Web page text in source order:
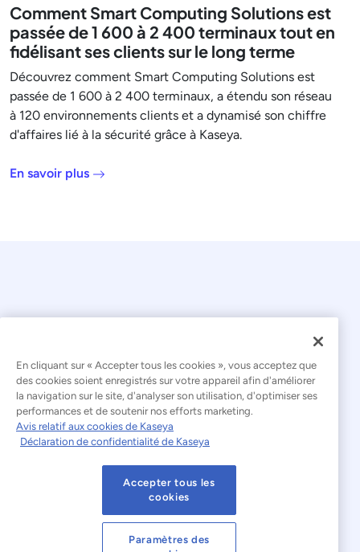
Comment Smart Computing Solutions est
passée de 1 600 à 2 400 terminaux tout en
fidélisant ses clients sur le long terme
Découvrez comment Smart Computing Solutions est
passée de 1 600 à 2 400 terminaux, a étendu son réseau
à 120 environnements clients et a dynamisé son chiffre
d'affaires lié à la sécurité grâce à Kaseya.
En savoir plus
© 2026 Kaseya. Tous droits réservés.
Français
Déclaration relative à l'esclavage moderne
Mentions légales
Conditions d'utilisation du site web
Déclaration de confidentialité
En cliquant sur « Accepter tous les cookies », vous acceptez que
des cookies soient enregistrés sur votre appareil afin d'améliorer
la navigation sur le site, d'analyser son utilisation, d'optimiser ses
performances et de soutenir nos efforts marketing.
Avis relatif aux cookies de Kaseya
Déclaration de confidentialité de Kaseya
Accepter tous les
cookies
Paramètres des